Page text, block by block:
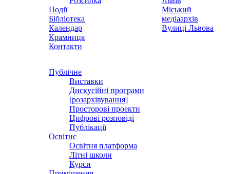
Події
Бібліотека
Календар
Крамниця
Контакти
Міський
медіаархів
Вулиці Львова
Публічне
Виставки
Дискусійні програми
[розархівування]
Просторові проекти
Цифрові розповіді
Публікації
Освітнє
Освітня платформа
Літні школи
Курси